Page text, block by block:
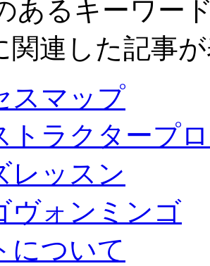
あるキーワー
関連した記事
スマップ
トラクタープ
レッスン
ヴォンミンゴ
について